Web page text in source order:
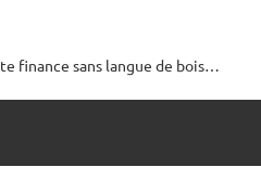
finance sans langue de bois…